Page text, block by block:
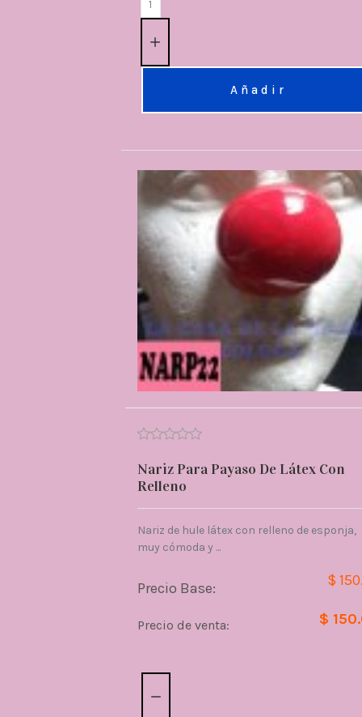
Añadir
Nariz Para Payaso De Látex Con
Relleno
Nariz de hule látex con relleno de esponja,
muy cómoda y ...
Precio Base: $
Precio de venta: $